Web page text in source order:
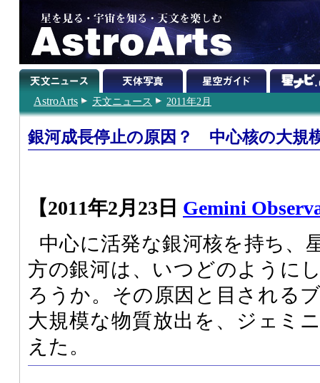
AstroArts 天文ニュース 2011年2月
銀河成長停止の原因？ 中心核の大規
【2011年2月23日 Gemini
中心に活発な銀河核を持ち、
方の銀河は、いつどのように
ろうか。その原因と目される
大規模な物質放出を、ジェミ
えた。